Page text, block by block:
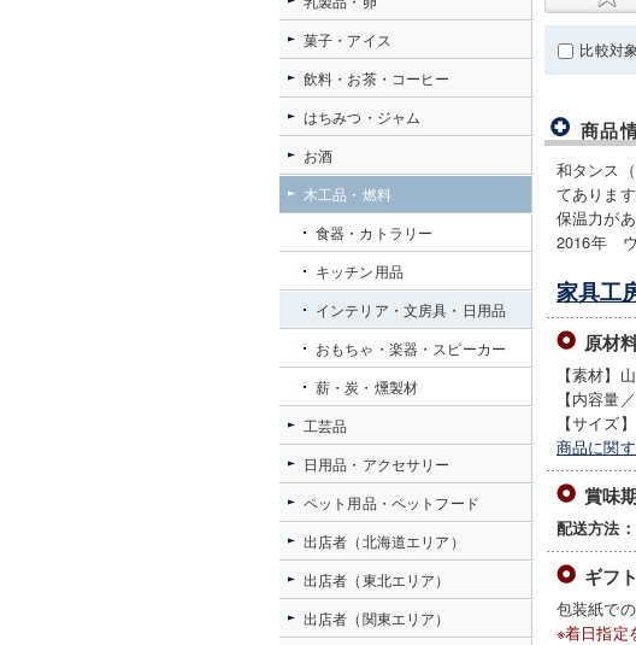
比較対
商品
和タンス
てありま
保温力が
2016年
家具工
原材
【素材】
【内容量
【サイズ
商品に関
賞味
配送方法：
ギフ
包装紙で
※着日指定
菓子・アイス
飲料・お茶・コーヒー
はちみつ・ジャム
お酒
木工品・燃料
食器・カトラリー
キッチン用品
インテリア・文房具・日用品
おもちゃ・楽器・スピーカー
薪・炭・燻製材
工芸品
日用品・アクセサリー
ペット用品・ペットフード
出店者（北海道エリア）
出店者（東北エリア）
出店者（関東エリア）